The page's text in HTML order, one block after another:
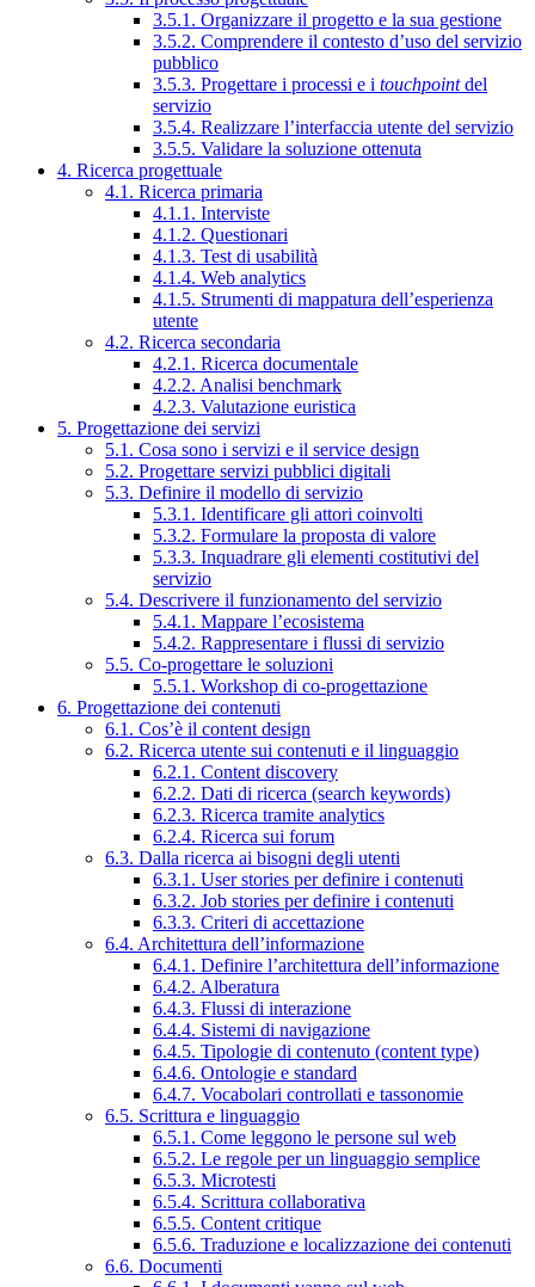
3.5.1. Organizzare il progetto e la sua gestione
3.5.2. Comprendere il contesto d’uso del servizio
pubblico
3.5.3. Progettare i processi e i touchpointdel
servizio
3.5.4. Realizzare l’interfaccia utente del servizio
3.5.5. Validare la soluzione ottenuta
4. Ricerca progettuale
4.1. Ricerca primaria
4.1.1. Interviste
4.1.2. Questionari
4.1.3. Test di usabilità
4.1.4. Web analytics
4.1.5. Strumenti di mappatura dell’esperienza
utente
4.2. Ricerca secondaria
4.2.1. Ricerca documentale
4.2.2. Analisi benchmark
4.2.3. Valutazione euristica
5. Progettazione dei servizi
5.1. Cosa sono i servizi e il service design
5.2. Progettare servizi pubblici digitali
5.3. Definire il modello di servizio
5.3.1. Identificare gli attori coinvolti
5.3.2. Formulare la proposta di valore
5.3.3. Inquadrare gli elementi costitutivi del
servizio
5.4. Descrivere il funzionamento del servizio
5.4.1. Mappare l’ecosistema
5.4.2. Rappresentare i flussi di servizio
5.5. Co-progettare le soluzioni
5.5.1. Workshop di co-progettazione
6. Progettazione dei contenuti
6.1. Cos’è il content design
6.2. Ricerca utente sui contenuti e il linguaggio
6.2.1. Content discovery
6.2.2. Dati di ricerca (search keywords)
6.2.3. Ricerca tramite analytics
6.2.4. Ricerca sui forum
6.3. Dalla ricerca ai bisogni degli utenti
6.3.1. User stories per definire i contenuti
6.3.2. Job stories per definire i contenuti
6.3.3. Criteri di accettazione
6.4. Architettura dell’informazione
6.4.1. Definire l’architettura dell’informazione
6.4.2. Alberatura
6.4.3. Flussi di interazione
6.4.4. Sistemi di navigazione
6.4.5. Tipologie di contenuto (content type)
6.4.6. Ontologie e standard
6.4.7. Vocabolari controllati e tassonomie
6.5. Scrittura e linguaggio
6.5.1. Come leggono le persone sul web
6.5.2. Le regole per un linguaggio semplice
6.5.3. Microtesti
6.5.4. Scrittura collaborativa
6.5.5. Content critique
6.5.6. Traduzione e localizzazione dei contenuti
6.6. Documenti